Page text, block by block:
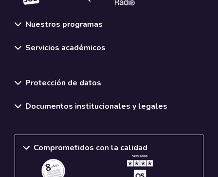
Nuestros programas
Servicios académicos
Protección de datos
Documentos institucionales y legales
Comprometidos con la calidad